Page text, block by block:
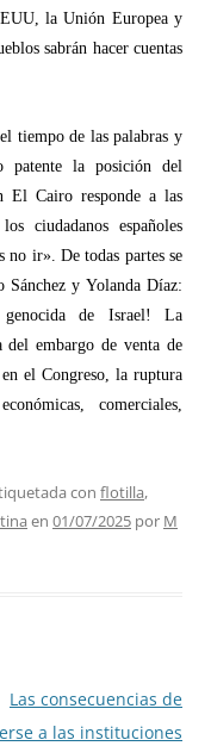
la Unión Europea y
sabrán hacer cuentas
tiempo de las palabras y
patente la posición del
El Cairo responde a las
ciudadanos españoles
no ir». De todas partes se
Sánchez y Yolanda Díaz:
de Israel! La
embargo de venta de
el Congreso, la ruptura
ómicas, comerciales,
con flotilla,
en 01/07/2025 por M
Las consecuencias de
a las instituciones